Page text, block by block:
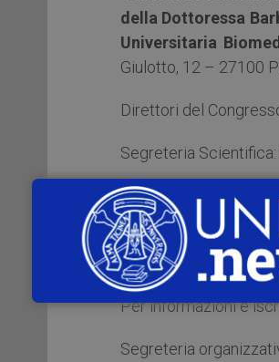
della Dottoressa
Universitaria
Giulotto, 12 – 27100
Direttori del
Segreteria
La partecipazione
Per ragioni
entro il 13 febbraio
Per informazioni e
Segreteria